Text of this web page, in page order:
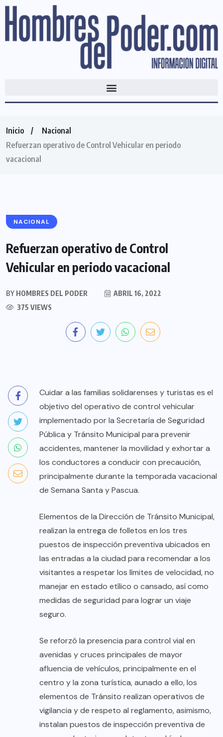
Inicio
Nacional
Refuerzan operativo de Control Vehicular en periodo
vacacional
NACIONAL
Refuerzan operativo de Control
Vehicular en periodo vacacional
BY HOMBRES DEL PODER
ABRIL 16, 2022
375 VIEWS
Cuidar a las familias solidarenses y turistas es el
objetivo del operativo de control vehicular
implementado por la Secretaría de Seguridad
Pública y Tránsito Municipal para prevenir
accidentes, mantener la movilidad y exhortar a
los conductores a conducir con precaución,
principalmente durante la temporada vacacional
de Semana Santa y Pascua.
Elementos de la Dirección de Tránsito Municipal,
realizan la entrega de folletos en los tres
puestos de inspección preventiva ubicados en
las entradas a la ciudad para recomendar a los
visitantes a respetar los límites de velocidad, no
manejar en estado etílico o cansado, así como
medidas de seguridad para lograr un viaje
seguro.
Se reforzó la presencia para control vial en
avenidas y cruces principales de mayor
afluencia de vehículos, principalmente en el
centro y la zona turística, aunado a ello, los
elementos de Tránsito realizan operativos de
vigilancia y de respeto al reglamento, asimismo,
instalan puestos de inspección preventiva de